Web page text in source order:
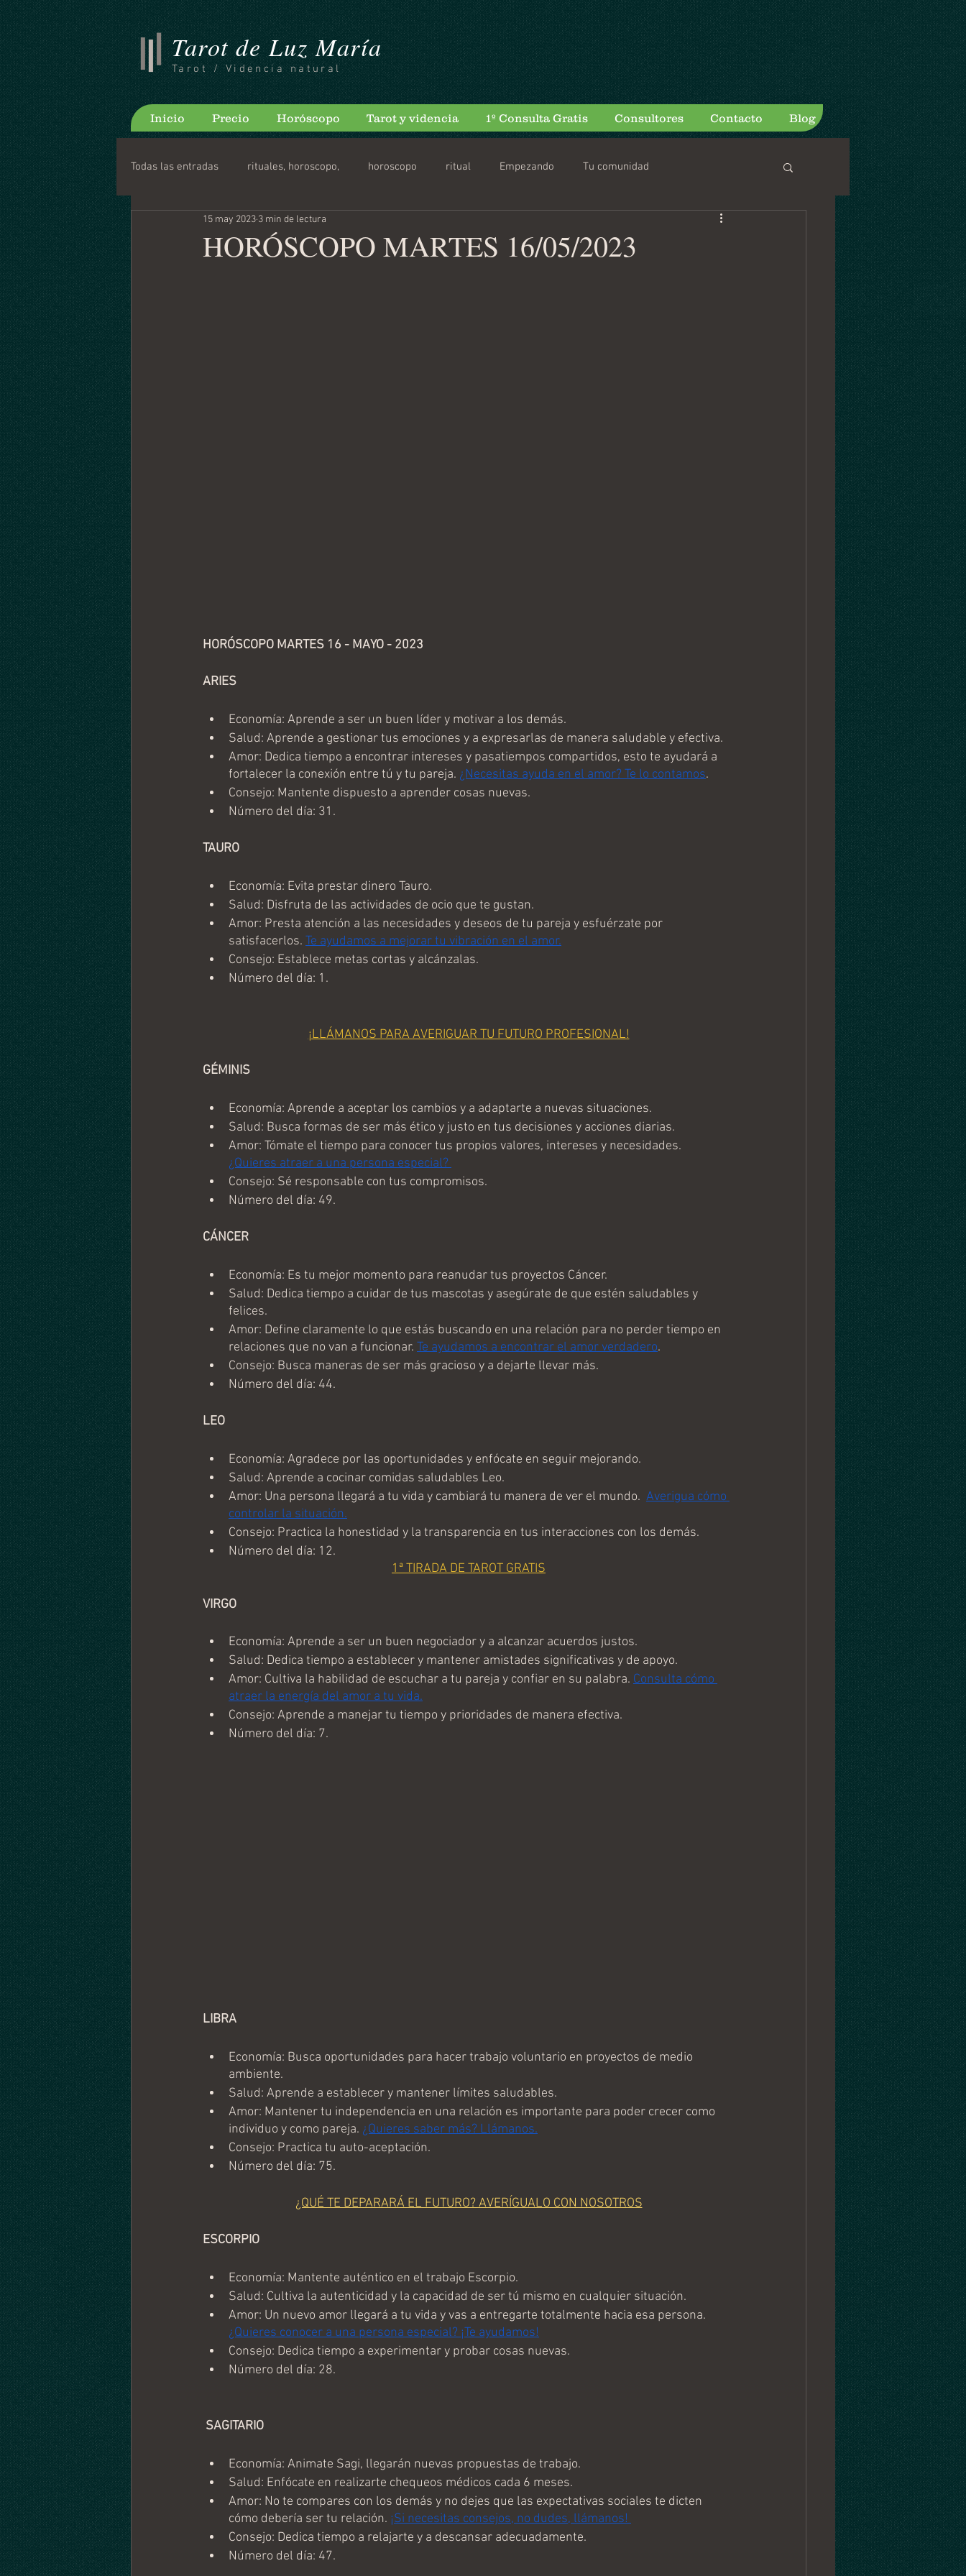
Tarot de Luz María
Tarot / Videncia natural
Inicio Precio Horóscopo Tarot y videncia 1º Consulta Gratis Consultores Contacto Blog
Todas las entradas rituales, horoscopo, horoscopo ritual Empezando Tu comunidad
Consejos para bloguear Horoscopo Diario
HORÓSCOPO MARTES 16/05/2023
15 may 2023 3 min de lectura
HORÓSCOPO MARTES 16 - MAYO - 2023
ARIES
Economía: Aprende a ser un buen líder y motivar a los demás.
Salud: Aprende a gestionar tus emociones y a expresarlas de manera saludable y efectiva.
Amor: Dedica tiempo a encontrar intereses y pasatiempos compartidos, esto te ayudará a
fortalecer la conexión entre tú y tu pareja. ¿Necesitas ayuda en el amor? Te lo contamos.
Consejo: Mantente dispuesto a aprender cosas nuevas.
Número del día: 31.
TAURO
Economía: Evita prestar dinero Tauro.
Salud: Disfruta de las actividades de ocio que te gustan.
Amor: Presta atención a las necesidades y deseos de tu pareja y esfuérzate por
satisfacerlos. Te ayudamos a mejorar tu vibración en el amor.
Consejo: Establece metas cortas y alcánzalas.
Número del día: 1.
¡LLÁMANOS PARA AVERIGUAR TU FUTURO PROFESIONAL!
GÉMINIS
Economía: Aprende a aceptar los cambios y a adaptarte a nuevas situaciones.
Salud: Busca formas de ser más ético y justo en tus decisiones y acciones diarias.
Amor: Tómate el tiempo para conocer tus propios valores, intereses y necesidades.
¿Quieres atraer a una persona especial?
Consejo: Sé responsable con tus compromisos.
Número del día: 49.
CÁNCER
Economía: Es tu mejor momento para reanudar tus proyectos Cáncer.
Salud: Dedica tiempo a cuidar de tus mascotas y asegúrate de que estén saludables y
felices.
Amor: Define claramente lo que estás buscando en una relación para no perder tiempo en
relaciones que no van a funcionar. Te ayudamos a encontrar el amor verdadero.
Consejo: Busca maneras de ser más gracioso y a dejarte llevar más.
Número del día: 44.
LEO
Economía: Agradece por las oportunidades y enfócate en seguir mejorando.
Salud: Aprende a cocinar comidas saludables Leo.
Amor: Una persona llegará a tu vida y cambiará tu manera de ver el mundo. Averigua cómo
controlar la situación.
Consejo: Practica la honestidad y la transparencia en tus interacciones con los demás.
Número del día: 12.
1ª TIRADA DE TAROT GRATIS
VIRGO
Economía: Aprende a ser un buen negociador y a alcanzar acuerdos justos.
Salud: Dedica tiempo a establecer y mantener amistades significativas y de apoyo.
Amor: Cultiva la habilidad de escuchar a tu pareja y confiar en su palabra. Consulta cómo
atraer la energía del amor a tu vida.
Consejo: Aprende a manejar tu tiempo y prioridades de manera efectiva.
Número del día: 7.
LIBRA
Economía: Busca oportunidades para hacer trabajo voluntario en proyectos de medio
ambiente.
Salud: Aprende a establecer y mantener límites saludables.
Amor: Mantener tu independencia en una relación es importante para poder crecer como
individuo y como pareja. ¿Quieres saber más? Llámanos.
Consejo: Practica tu auto-aceptación.
Número del día: 75.
¿QUÉ TE DEPARARÁ EL FUTURO? AVERÍGUALO CON NOSOTROS
ESCORPIO
Economía: Mantente auténtico en el trabajo Escorpio.
Salud: Cultiva la autenticidad y la capacidad de ser tú mismo en cualquier situación.
Amor: Un nuevo amor llegará a tu vida y vas a entregarte totalmente hacia esa persona.
¿Quieres conocer a una persona especial? ¡Te ayudamos!
Consejo: Dedica tiempo a experimentar y probar cosas nuevas.
Número del día: 28.
SAGITARIO
Economía: Animate Sagi, llegarán nuevas propuestas de trabajo.
Salud: Enfócate en realizarte chequeos médicos cada 6 meses.
Amor: No te compares con los demás y no dejes que las expectativas sociales te dicten
cómo debería ser tu relación. ¡Si necesitas consejos, no dudes, llámanos!
Consejo: Dedica tiempo a relajarte y a descansar adecuadamente.
Número del día: 47.